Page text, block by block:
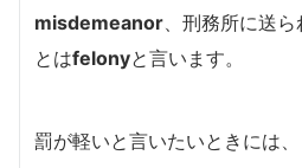
misdemeanor 、刑務所に送
とはfelonyと言います。
罰が軽いと言いたいときには